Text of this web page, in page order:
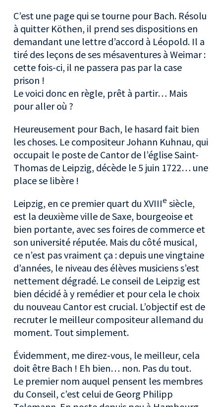
C’est une page qui se tourne pour Bach. Résolu
à quitter Köthen, il prend ses dispositions en
demandant une lettre d’accord à Léopold. Il a
tiré des leçons de ses mésaventures à Weimar :
cette fois-ci, il ne passera pas par la case
prison !
Le voici donc en règle, prêt à partir… Mais
pour aller où ?
Heureusement pour Bach, le hasard fait bien
les choses. Le compositeur Johann Kuhnau, qui
occupait le poste de Cantor de l’église Saint-
Thomas de Leipzig, décède le 5 juin 1722… une
place se libère !
Leipzig, en ce premier quart du XVIIIe siècle,
est la deuxième ville de Saxe, bourgeoise et
bien portante, avec ses foires de commerce et
son université réputée. Mais du côté musical,
ce n’est pas vraiment ça : depuis une vingtaine
d’années, le niveau des élèves musiciens s’est
nettement dégradé. Le conseil de Leipzig est
bien décidé à y remédier et pour cela le choix
du nouveau Cantor est crucial. L’objectif est de
recruter le meilleur compositeur allemand du
moment. Tout simplement.
Évidemment, me direz-vous, le meilleur, cela
doit être Bach ! Eh bien… non. Pas du tout.
Le premier nom auquel pensent les membres
du Conseil, c’est celui de Georg Philipp